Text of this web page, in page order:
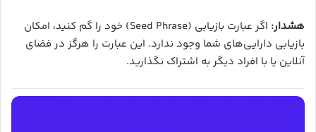
هشدار:
اگر عبارت بازیابی (Seed Phrase) خود را گم کنید، امکان
بازیابی دارایی‌های شما وجود ندارد. این عبارت را هرگز در فضای
آنلاین یا با افراد دیگر به اشتراک نگذارید.